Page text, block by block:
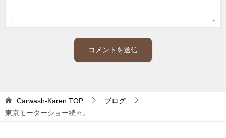
Carwash-Karen TOP
ブログ
東京モーターショー続々。